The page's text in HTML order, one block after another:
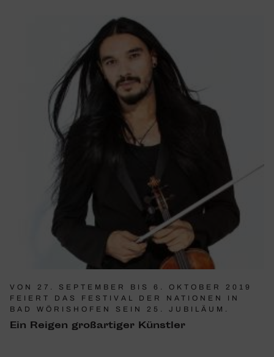
VON 27. SEPTEMBER BIS 6. OKTOBER 2019
FEIERT DAS FESTIVAL DER NATIONEN IN
BAD WÖRISHOFEN SEIN 25. JUBILÄUM.
Ein Reigen groß­ar­tiger Künstler